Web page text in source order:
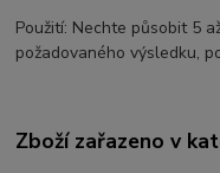
Použití: Nechte působit 5
požadovaného výsledku,
Zboží zařazeno v